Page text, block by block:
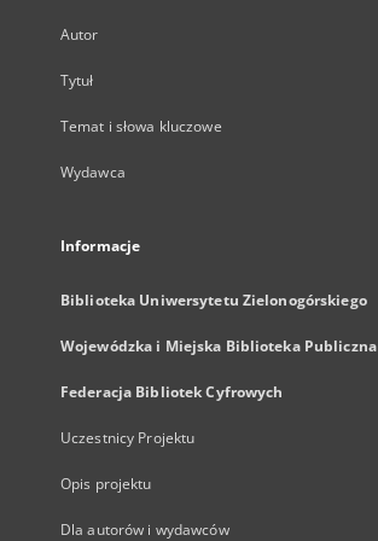
Autor
Tytuł
Temat i słowa kluczowe
Wydawca
Informacje
Biblioteka Uniwersytetu Zielonogórskiego
Wojewódzka i Miejska Biblioteka Publiczna
Federacja Bibliotek Cyfrowych
Uczestnicy Projektu
Opis projektu
Dla autorów i wydawców